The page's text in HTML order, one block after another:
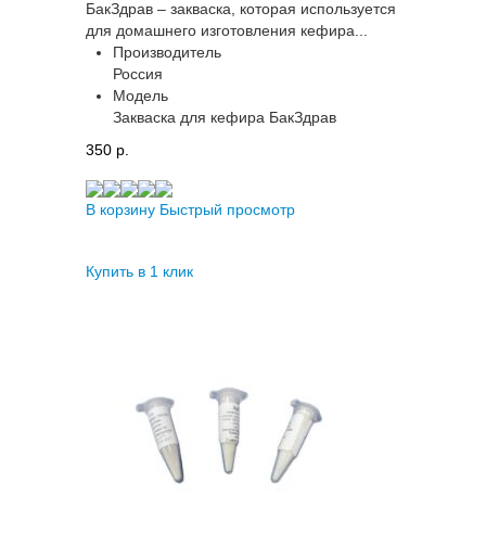
БакЗдрав – закваска, которая используется
для домашнего изготовления кефира...
Производитель
Россия
Модель
Закваска для кефира БакЗдрав
350 p.
В корзину Быстрый просмотр
Купить в 1 клик